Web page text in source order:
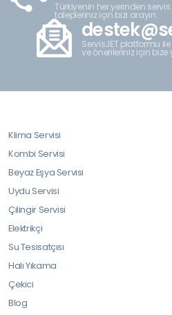
Türkiyenin her yerinden servis
talepleriniz için bizi arayın.
ServisJET platformu
ve önerileriniz için bize
Klima Servisi
Kombi Servisi
Beyaz Eşya Servisi
Uydu Servisi
Çilingir Servisi
Elektrikçi
Su Tesisatçısı
Halı Yıkama
Çekici
Blog